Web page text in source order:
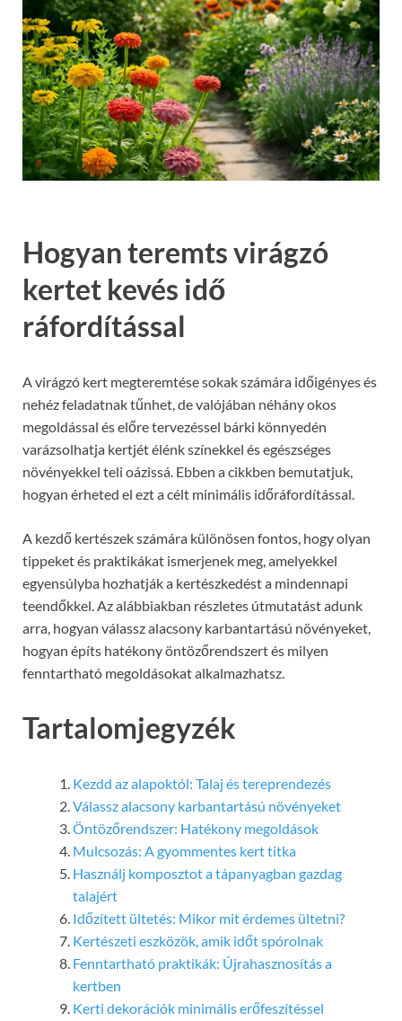
Hogyan teremts virágzó
kertet kevés idő
ráfordítással
A virágzó kert megteremtése sokak számára időigényes és
nehéz feladatnak tűnhet, de valójában néhány okos
megoldással és előre tervezéssel bárki könnyedén
varázsolhatja kertjét élénk színekkel és egészséges
növényekkel teli oázissá. Ebben a cikkben bemutatjuk,
hogyan érheted el ezt a célt minimális időráfordítással.
A kezdő kertészek számára különösen fontos, hogy olyan
tippeket és praktikákat ismerjenek meg, amelyekkel
egyensúlyba hozhatják a kertészkedést a mindennapi
teendőkkel. Az alábbiakban részletes útmutatást adunk
arra, hogyan válassz alacsony karbantartású növényeket,
hogyan építs hatékony öntözőrendszert és milyen
fenntartható megoldásokat alkalmazhatsz.
Tartalomjegyzék
Kezdd az alapoktól: Talaj és tereprendezés
Válassz alacsony karbantartású növényeket
Öntözőrendszer: Hatékony megoldások
Mulcsozás: A gyommentes kert titka
Használj komposztot a tápanyagban gazdag
talajért
Időzített ültetés: Mikor mit érdemes ültetni?
Kertészeti eszközök, amik időt spórolnak
Fenntartható praktikák: Újrahasznosítás a
kertben
Kerti dekorációk minimális erőfeszítéssel